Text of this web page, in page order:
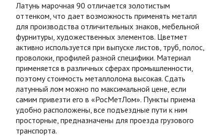
Латунь марочная 90 отличается золотистым
оттенком, что дает возможность применять металл
для производства отличительных знаков, мебельной
фурнитуры, художественных элементов. Цветмет
активно используется при выпуске листов, труб, полос,
проволоки, профилей разной специфики. Материал
применяется в различных сферах промышленности,
поэтому стоимость металлолома высокая. Сдать
латунный лом можно по максимальной цене, если
самим привезти его в «РосМетЛом». Пункты приема
удобно расположены, все подъездные пути к ним
просторные, предназначены для проезда грузового
транспорта.